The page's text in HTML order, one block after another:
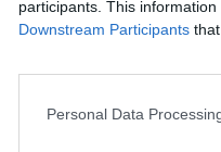
participants. This
Downstream Participants
Personal Data
pubblicità